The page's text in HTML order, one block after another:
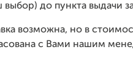
выбор) до пункта выдачи
возможна, но в
с Вами нашим